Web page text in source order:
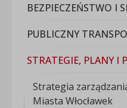
BEZPIECZEŃSTWO I
PUBLICZNY
STRATEGIE, PLANY I
Strategia
Miasta Włocławek